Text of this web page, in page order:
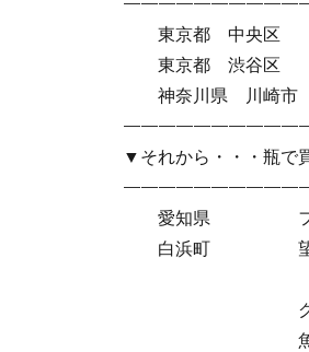
東京都 中央区 つ
東京都 渋谷区 ト
神奈川県 川崎市
▼それから・・・瓶で
愛知県 フード
白浜町 望洋土
グルメシテ
魚政（浜通